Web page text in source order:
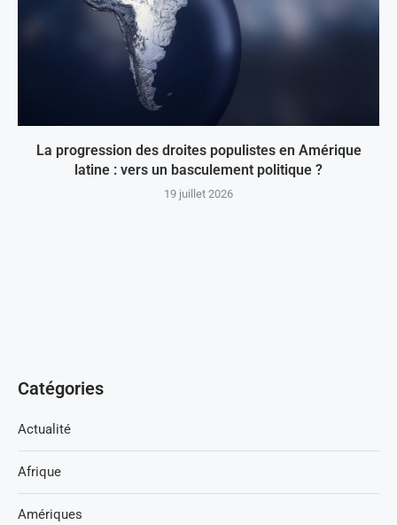
La progression des droites populistes en Amérique
latine : vers un basculement politique ?
19 juillet 2026
Catégories
Actualité
Afrique
Amériques